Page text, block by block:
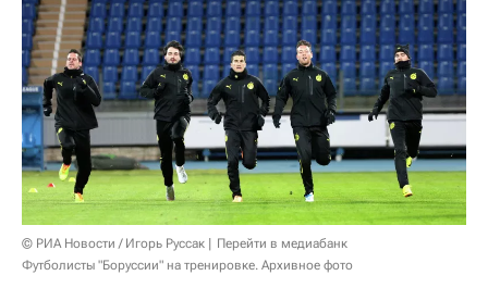
© РИА Новости / Игорь Руссак
Перейти в медиабанк
Футболисты "Боруссии" на тренировке. Архивное фото